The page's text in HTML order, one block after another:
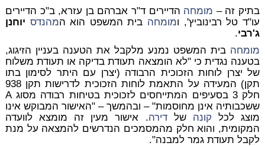
בתיק זה – מומחה הדיירים ד"ר אברהם בן עזרא, ב"כ הדיירים
עו"ד טל רבינוביץ', ומומחה בית המשפט הוא המהנדס יוחנן
ג'רבי.
מומחה בית המשפט נמנע מלקבל את הטענה בעניין הזיגוג,
בטענה נגדית כי "לא הומצאה תעודת בדיקה או תעודת משלוח
של יצרן לוחות הזכוכית הרבודה (יצרן עם היתר לסימון בתו
תקן) המעידה על התאמת לוחות הזכוכית לדרישות תקן 938
חלק 3 בסעיפים המתייחסים לזכוכית בטיחות רבודה מסוג A
ששכבותיה אינן מחוסמות" – ובהמשך – "האישור המבוקש אינו
מוצג לכל קונה שלדירה. אישור מעין זה מומצא לוועדה
המקומית, והוא חלק מהמסמכים הנדרשים להמצאה על מנת
לקבל תעודת גמר למבנה".